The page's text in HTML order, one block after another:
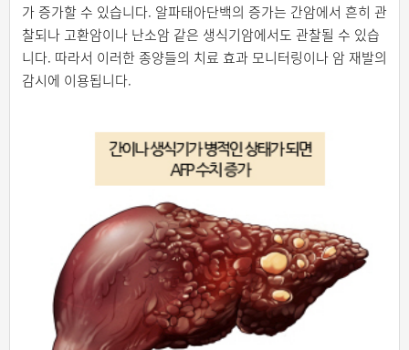
가 증가할 수 있습니다. 알파태아단백의 증가는 간암에서 흔히 관
찰되나 고환암이나 난소암 같은 생식기암에서도 관찰될 수 있습
니다. 따라서 이러한 종양들의 치료 효과 모니터링이나 암 재발의
감시에 이용됩니다.